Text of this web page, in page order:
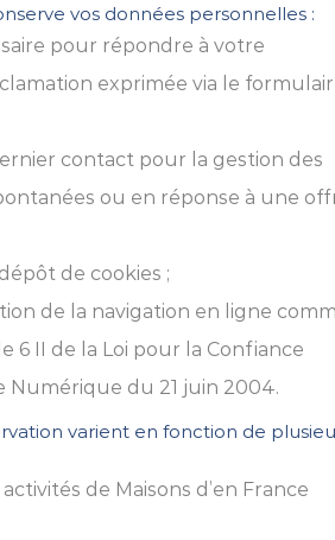
vos données personnelles :
pour répondre à votre
exprimée via le
contact pour la gestion des
ou en réponse à une
de cookies ;
de la navigation en ligne
6 II de la Loi pour la Confiance
Numérique du 21 juin 2004.
varient en fonction de
de Maisons d’en France